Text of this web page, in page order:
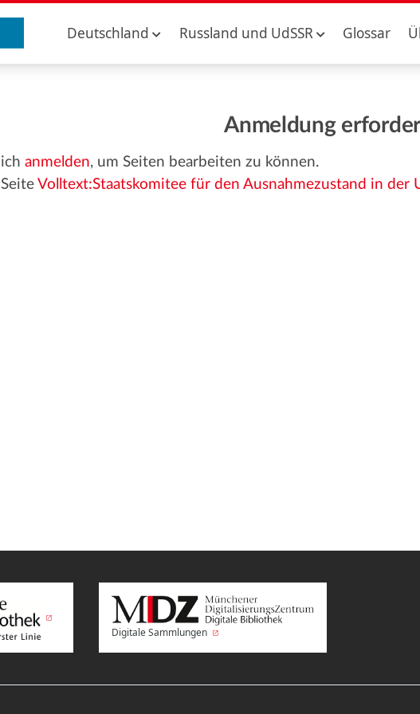
Deutschland Russland und UdSSR Glossar
Anmeldung
anmelden, um Seiten bearbeiten zu können.
Volltext:Staatskomitee für den Ausnahmezustand in der
Digitale Sammlungen